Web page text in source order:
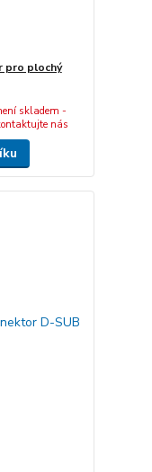
pro plochý
skladem -
nás